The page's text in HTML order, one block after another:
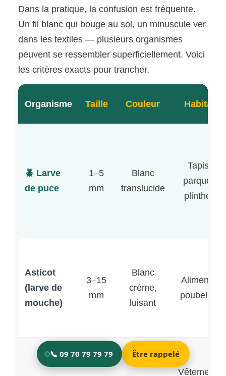
Dans la pratique, la confusion est fréquente.
Un fil blanc qui bouge au sol, un minuscule ver
dans les textiles — plusieurs organismes
peuvent se ressembler superficiellement. Voici
les critères exacts pour trancher.
Organisme Taille Couleur Habitat
🪲 Larve
de puce
1–5
mm
Blanc
translucide
Tapis,
parquet,
plinthes
Asticot
(larve de
mouche)
3–15
mm
Blanc
crème,
luisant
Aliments,
poubelles
Vêtements